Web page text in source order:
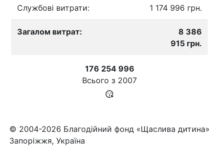
Службові витрати: 1 174 996 грн.
Загалом витрат:
8 386
915 грн.
176 254 996
Всього з 2007
© 2004-2026 Благодійний фонд «Щаслива дитина»
Запоріжжя, Україна